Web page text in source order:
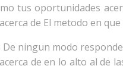
tus oportunidades
de El metodo en
ningun modo
de en lo alto al de